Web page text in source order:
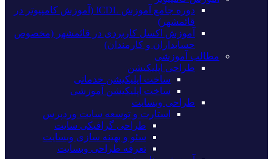
دوره جامع آموزش ICDL (آموزش کامپیوتر در
قائمشهر)
آموزش اکسل کاربردی در قائمشهر (مخصوص
حسابداران و کارمندان)
مطالب آموزشی
طراحی اپلیکیشن
ساخت اپلیکیشن خدماتی
ساخت اپلیکیشن آموزشی
طراحی وبسایت
استارت و توسعه سایت وردپرس
طراحی گرافیکی سایت
سئو و بهینه سازی وبسایت
تعرفه طراحی وبسایت